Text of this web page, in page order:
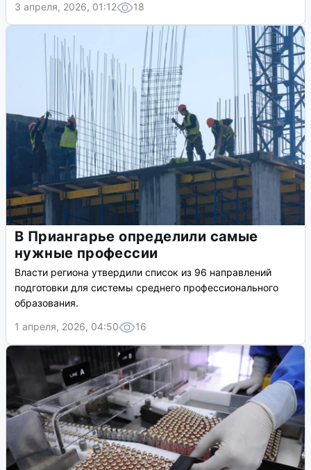
3 апреля, 2026, 01:12
18
В Приангарье определили самые
нужные профессии
Власти региона утвердили список из 96 направлений
подготовки для системы среднего профессионального
образования.
1 апреля, 2026, 04:50
16